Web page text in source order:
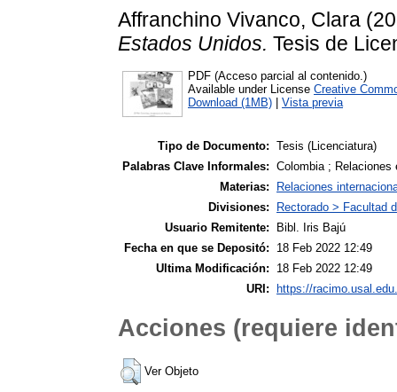
Affranchino Vivanco, Clara
Estados Unidos. Tesis de
PDF (Acceso parcial al contenido.)
Available under License Creative
Download (1MB)
Vista previa
Tipo de Documento: Tesis (Licenciatura)
Palabras Clave Informales: Colombia ; Relaciones
Materias:
Relaciones
Divisiones:
Rectorado > Facultad
Usuario Remitente:
Bibl. Iris Bajú
Fecha en que se Depositó:
18 Feb 2022 12:49
Ultima Modificación:
18 Feb 2022 12:49
URI:
https://
Acciones (requiere
Ver Objeto